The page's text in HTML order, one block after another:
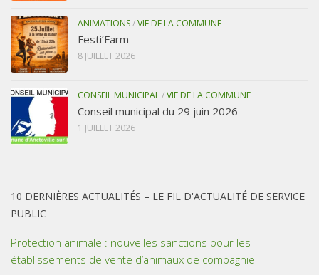
ANIMATIONS/VIE DE LA COMMUNE
Festi’Farm
8 JUILLET 2026
CONSEIL MUNICIPAL/VIE DE LA COMMUNE
Conseil municipal du 29 juin 2026
1 JUILLET 2026
10 DERNIÈRES ACTUALITÉS – LE FIL D'ACTUALITÉ DE SERVICE
PUBLIC
Protection animale : nouvelles sanctions pour les
établissements de vente d’animaux de compagnie